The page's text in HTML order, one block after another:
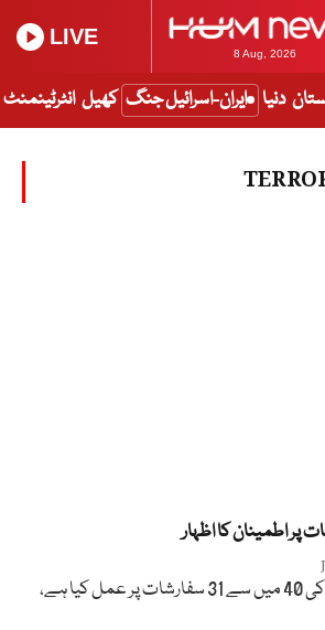
8 Aug, 2026
LIVE
دنیا ایران-اسرائیل جنگ کھیل انٹرٹینمنٹ
پر اطمینان کا اظہار
پاکستان نے اے پی جی کی 40 میں سے 31 سفارشات پر عمل کیا ہے،